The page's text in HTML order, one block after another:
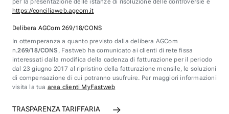
per la presentazione delle istanze di risoluzione delle controversie è
https://conciliaweb.agcom.it
Delibera AGCom 269/18/CONS
In ottemperanza a quanto previsto dalla delibera AGCom
n.269/18/CONS , Fastweb ha comunicato ai clienti di rete fissa
interessati dalla modifica della cadenza di fatturazione per il periodo
dal 23 giugno 2017 al ripristino della fatturazione mensile, le soluzioni
di compensazione di cui potranno usufruire. Per maggiori informazioni
visita la tua area clienti MyFastweb
TRASPARENZA TARIFFARIA